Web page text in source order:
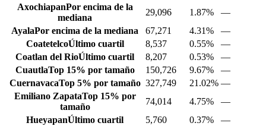
AxochiapanPor encima de la
mediana
29,096 1.87%
—
AyalaPor encima de la mediana 67,271 4.31%
—
CoatetelcoÚltimo cuartil 8,537 0.55%
—
Coatlan del RioÚltimo cuartil 8,207 0.53%
—
CuautlaTop 15% por tamaño 150,726 9.67%
—
CuernavacaTop 5% por tamaño 327,749 21.02% —
Emiliano ZapataTop 15% por
tamaño
74,014 4.75%
—
HueyapanÚltimo cuartil 5,760 0.37%
—